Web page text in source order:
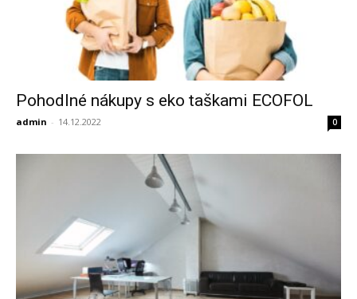
Pohodlné nákupy s eko taškami ECOFOL
admin - 14.12.2022 0